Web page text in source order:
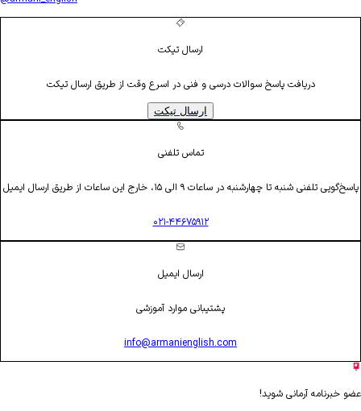
ارسال تیکت
دریافت پاسخ سوالات درسی و فنی در اسرع وقت از طریق ارسال تیکت
ارسال تیکت
تماس تلفنی
پاسخ‌گویی تلفنی شنبه تا چهارشنبه در ساعات ۹ الی ۱۵، خارج این ساعات از طریق ارسال ایمیل
۰۲۱-۴۴۶۷۵۹۱۲
ارسال ایمیل
پشتیبانی موارد آموزشی
info@armanienglish.com
عضو خبرنامه آرمانی شوید!